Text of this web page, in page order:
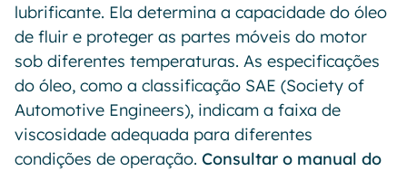
lubrificante. Ela determina a capacidade do óleo
de fluir e proteger as partes móveis do motor
sob diferentes temperaturas. As especificações
do óleo, como a classificação SAE (Society of
Automotive Engineers), indicam a faixa de
viscosidade adequada para diferentes
condições de operação. Consultar o manual do